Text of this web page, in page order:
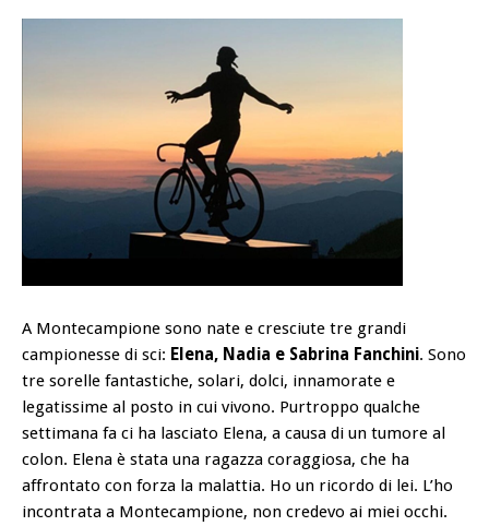
A Montecampione sono nate e cresciute tre grandi
campionesse di sci: Elena, Nadia e Sabrina Fanchini. Sono
tre sorelle fantastiche, solari, dolci, innamorate e
legatissime al posto in cui vivono. Purtroppo qualche
settimana fa ci ha lasciato Elena, a causa di un tumore al
colon. Elena è stata una ragazza coraggiosa, che ha
affrontato con forza la malattia. Ho un ricordo di lei. L’ho
incontrata a Montecampione, non credevo ai miei occhi.